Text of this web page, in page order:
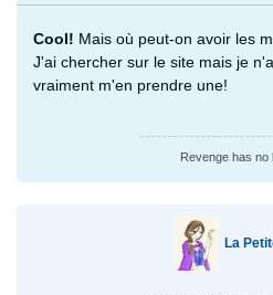
Cool! Mais où peut-on avoir les
J'ai chercher sur le site mais je
vraiment m'en prendre une!
Revenge has no
La